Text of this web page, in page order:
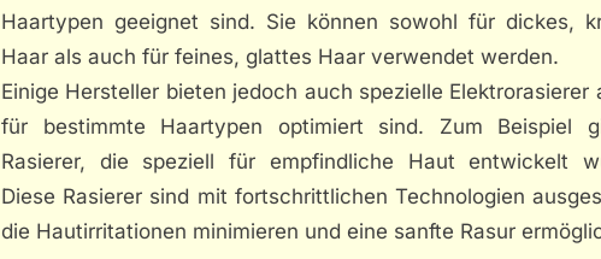
Haartypen geeignet sind. Sie können sowohl für dickes,
Haar als auch für feines, glattes Haar verwendet werden.
Einige Hersteller bieten jedoch auch spezielle Elektrorasierer
für bestimmte Haartypen optimiert sind. Zum Beispiel
Rasierer, die speziell für empfindliche Haut entwickelt
Diese Rasierer sind mit fortschrittlichen Technologien
die Hautirritationen minimieren und eine sanfte Rasur